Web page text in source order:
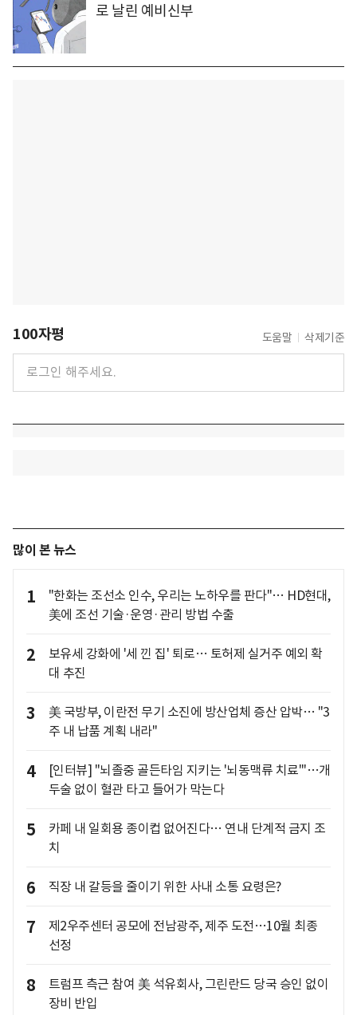
로 날린 예비신부
100자평 도움말 삭제기준
많이 본 뉴스
1
"한화는 조선소 인수, 우리는 노하우를 판다"… HD현대,
美에 조선 기술·운영·관리 방법 수출
2
보유세 강화에 '세 낀 집' 퇴로… 토허제 실거주 예외 확
대 추진
3
美 국방부, 이란전 무기 소진에 방산업체 증산 압박… "3
주 내 납품 계획 내라"
4
[인터뷰] "뇌졸중 골든타임 지키는 '뇌동맥류 치료'"…개
두술 없이 혈관 타고 들어가 막는다
5
카페 내 일회용 종이컵 없어진다… 연내 단계적 금지 조
치
6 직장 내 갈등을 줄이기 위한 사내 소통 요령은?
7
제2우주센터 공모에 전남광주, 제주 도전…10월 최종
선정
8
트럼프 측근 참여 美 석유회사, 그린란드 당국 승인 없이
장비 반입